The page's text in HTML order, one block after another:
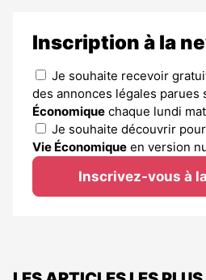
Inscription à la
Je souhaite recevoir
des annonces légales parues
Économique chaque lundi
Je souhaite découvrir
Vie Économique en version
Inscrivez-vous à